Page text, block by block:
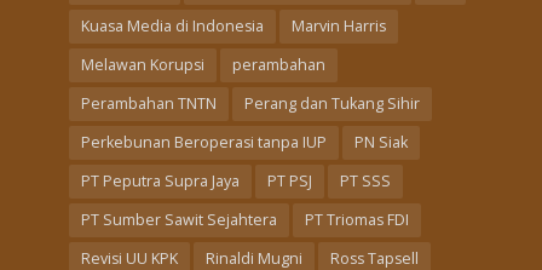
Kuasa Media di Indonesia
Marvin Harris
Melawan Korupsi
perambahan
Perambahan TNTN
Perang dan Tukang Sihir
Perkebunan Beroperasi tanpa IUP
PN Siak
PT Peputra Supra Jaya
PT PSJ
PT SSS
PT Sumber Sawit Sejahtera
PT Triomas FDI
Revisi UU KPK
Rinaldi Mugni
Ross Tapsell